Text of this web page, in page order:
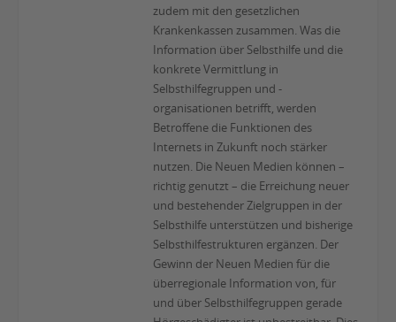
zudem mit den gesetzlichen
Krankenkassen zusammen. Was die
Information über Selbsthilfe und die
konkrete Vermittlung in
Selbsthilfegruppen und -
organisationen betrifft, werden
Betroffene die Funktionen des
Internets in Zukunft noch stärker
nutzen. Die Neuen Medien können –
richtig genutzt – die Erreichung neuer
und bestehender Zielgruppen in der
Selbsthilfe unterstützen und bisherige
Selbsthilfestrukturen ergänzen. Der
Gewinn der Neuen Medien für die
überregionale Information von, für
und über Selbsthilfegruppen gerade